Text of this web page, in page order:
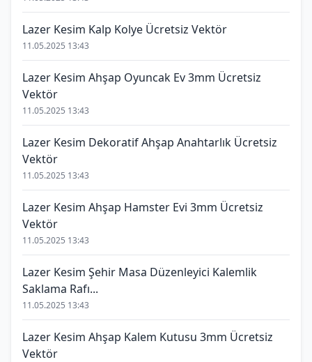
Lazer Kesim Kalp Kolye Ücretsiz Vektör
11.05.2025 13:43
Lazer Kesim Ahşap Oyuncak Ev 3mm Ücretsiz
Vektör
11.05.2025 13:43
Lazer Kesim Dekoratif Ahşap Anahtarlık Ücretsiz
Vektör
11.05.2025 13:43
Lazer Kesim Ahşap Hamster Evi 3mm Ücretsiz
Vektör
11.05.2025 13:43
Lazer Kesim Şehir Masa Düzenleyici Kalemlik
Saklama Rafı...
11.05.2025 13:43
Lazer Kesim Ahşap Kalem Kutusu 3mm Ücretsiz
Vektör